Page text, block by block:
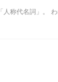
称代名詞」。